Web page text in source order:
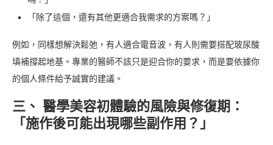
「除了這個，還有其他更適合我需求的方案嗎？」
例如，同樣想解決鬆弛，有人適合電音波，有人則需要搭配玻尿酸
填補撐起地基。專業的醫師不該只是迎合你的要求，而是要依據你
的個人條件給予誠實的建議。
三、 醫學美容初體驗的風險與修復期：
「施作後可能出現哪些副作用？」